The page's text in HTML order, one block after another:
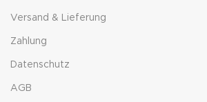
Versand & Lieferung
Zahlung
Datenschutz
AGB